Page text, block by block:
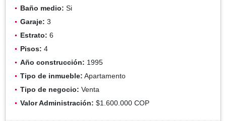
Baño medio: Si
Garaje: 3
Estrato: 6
Pisos: 4
Año construcción: 1995
Tipo de inmueble: Apartamento
Tipo de negocio: Venta
Valor Administración: $1.600.000 COP